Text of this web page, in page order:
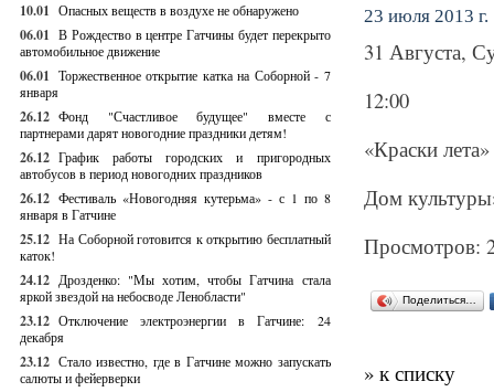
10.01 Опасных веществ в воздухе не обнаружено
06.01 В Рождество в центре Гатчины будет перекрыто
автомобильное движение
06.01 Торжественное открытие катка на Соборной - 7
января
26.12 Фонд "Счастливое будущее" вместе с
партнерами дарят новогодние праздники детям!
26.12 График работы городских и пригородных
автобусов в период новогодних праздников
26.12 Фестиваль «Новогодняя кутерьма» - с 1 по 8
января в Гатчине
25.12 На Соборной готовится к открытию бесплатный
каток!
24.12 Дрозденко: "Мы хотим, чтобы Гатчина стала
яркой звездой на небосводе Ленобласти"
23.12 Отключение электроэнергии в Гатчине: 24
декабря
23.12 Стало известно, где в Гатчине можно запускать
салюты и фейерверки
23 июля 2013 г.
31 Августа,
12:00
«Краски
Дом
Просмотров:
Поделиться…
» к списку